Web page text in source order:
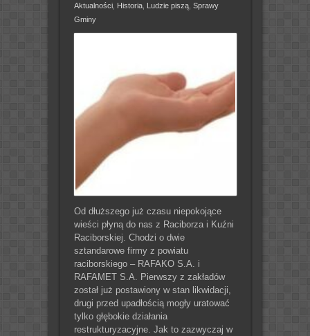
Aktualności, Historia, Ludzie piszą, Sprawy
Gminy
Od dłuższego już czasu niepokojące
wieści płyną do nas z Raciborza i Kuźni
Raciborskiej. Chodzi o dwie
sztandarowe firmy z powiatu
raciborskiego – RAFAKO S.A. i
RAFAMET S.A. Pierwszy z zakładów
został już postawiony w stan likwidacji,
drugi przed upadłością mogły uratować
tylko głębokie działania
restrukturyzacyjne. Jak to zazwyczaj w